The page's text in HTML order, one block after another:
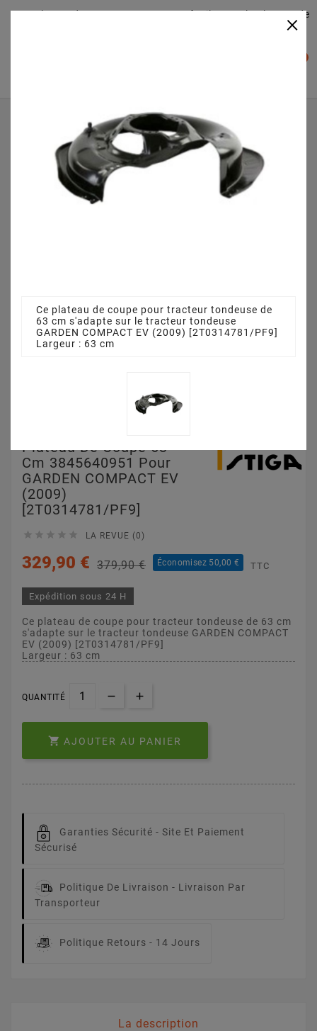
Plateaudecoupe.com : Trouver facilement le plateau de
Accueil
Plateau de coupe
Plateau de coupe 63 cm 3845640951 pour GARDEN
COMPACT EV (2009) [2T0314781/PF9]
Plateau De Coupe 63
Cm 3845640951 Pour
GARDEN COMPACT EV
(2009)
[2T0314781/PF9]
     LA REVUE (0)
329,90 € 379,90 € Économisez 50,00 € TTC
Expédition sous 24 H
Ce plateau de coupe pour tracteur tondeuse de 63 cm
s'adapte sur le tracteur tondeuse GARDEN COMPACT
EV (2009) [2T0314781/PF9]
Largeur : 63 cm
QUANTITÉ
 AJOUTER AU PANIER
Garanties Sécurité - Site Et Paiement
Sécurisé
Politique De Livraison - Livraison Par
Transporteur
Politique Retours - 14 Jours
La description
×
Ce plateau de coupe pour tracteur tondeuse de
63 cm s'adapte sur le tracteur tondeuse
GARDEN COMPACT EV (2009) [2T0314781/PF9]
Largeur : 63 cm